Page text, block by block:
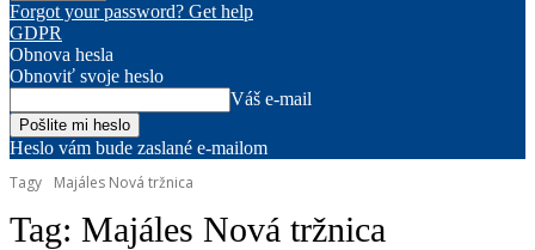
Forgot your password? Get help
GDPR
Obnova hesla
Obnoviť svoje heslo
Váš e-mail
Heslo vám bude zaslané e-mailom
Tagy
Majáles Nová tržnica
Tag: Majáles Nová tržnica